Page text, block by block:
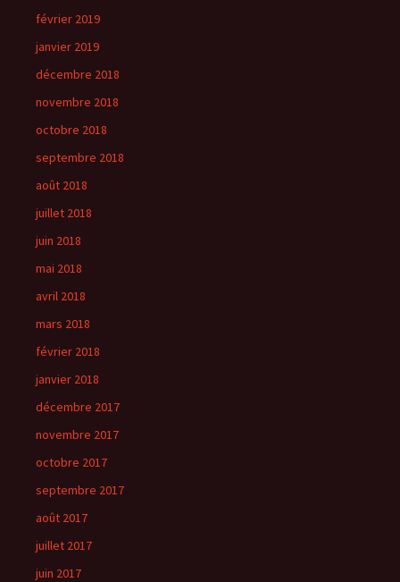
février 2019
janvier 2019
décembre 2018
novembre 2018
octobre 2018
septembre 2018
août 2018
juillet 2018
juin 2018
mai 2018
avril 2018
mars 2018
février 2018
janvier 2018
décembre 2017
novembre 2017
octobre 2017
septembre 2017
août 2017
juillet 2017
juin 2017